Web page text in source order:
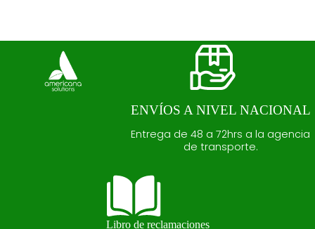
ENVÍOS A NIVEL NACIONAL
Entrega de 48 a 72hrs a la agencia
de transporte.
Libro de reclamaciones